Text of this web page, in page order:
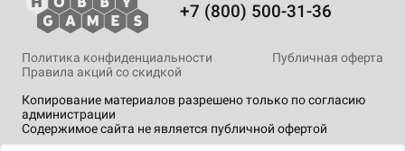
+7 (800) 500-31-36
Копирование материалов разрешено только по согласию
администрации
Содержимое сайта не является публичной офертой
Политика конфиденциальности
Публичная оферта
Правила акций со скидкой